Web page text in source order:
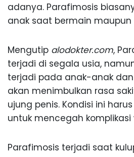
adanya. Parafimosis
anak saat bermain maupun
Mengutip alodokter.com,
terjadi di segala usia,
terjadi pada anak-anak
akan menimbulkan rasa
ujung penis. Kondisi ini
untuk mencegah komplikasi
Parafimosis terjadi saat